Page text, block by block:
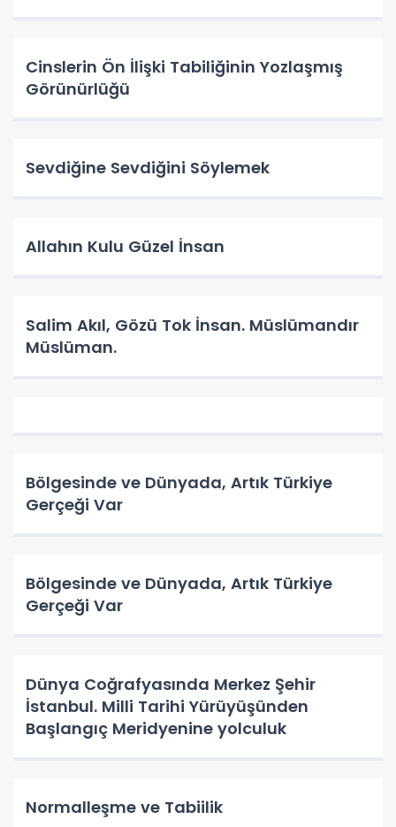
Cinslerin Ön İlişki Tabiliğinin Yozlaşmış
Görünürlüğü
Sevdiğine Sevdiğini Söylemek
Allahın Kulu Güzel İnsan
Salim Akıl, Gözü Tok İnsan. Müslümandır
Müslüman.
Bölgesinde ve Dünyada, Artık Türkiye
Gerçeği Var
Bölgesinde ve Dünyada, Artık Türkiye
Gerçeği Var
Dünya Coğrafyasında Merkez Şehir
İstanbul. Milli Tarihi Yürüyüşünden
Başlangıç Meridyenine yolculuk
Normalleşme ve Tabiilik